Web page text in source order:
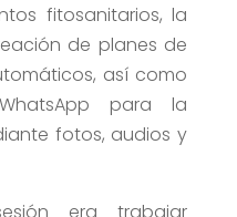
fitosanitarios, la
de planes de
así como
para la
fotos, audios y
era trabajar